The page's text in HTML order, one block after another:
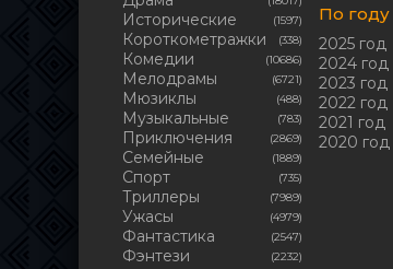
Исторические (1597)
Короткометражки (338)
Комедии (10686)
Мелодрамы (6721)
Мюзиклы (488)
Музыкальные (783)
Приключения (2869)
Семейные (1889)
Cпорт (735)
Триллеры (7989)
Ужасы (4979)
Фантастика (2547)
Фэнтези (2232)
По году
2025 год
2024 год
2023 год
2022 год
2021 год
2020 год